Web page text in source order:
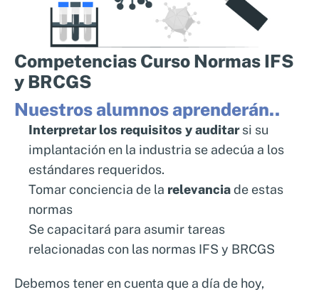
Competencias Curso Normas IFS
y BRCGS
Nuestros alumnos aprenderán..
Interpretar los requisitos y auditarsi su
implantación en la industria se adecúa a los
estándares requeridos.
Tomar conciencia de la relevanciade estas
normas
Se capacitará para asumir tareas
relacionadas con las normas IFS y BRCGS
Debemos tener en cuenta que a día de hoy,